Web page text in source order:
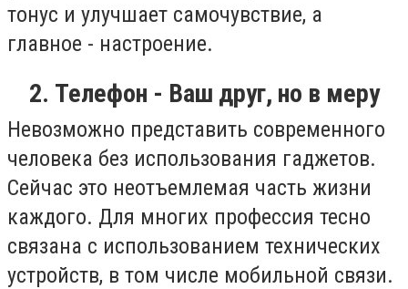
тонус и улучшает самочувствие, а
главное - настроение.
2. Телефон - Ваш друг, но в меру
Невозможно представить современного
человека без использования гаджетов.
Сейчас это неотъемлемая часть жизни
каждого. Для многих профессия тесно
связана с использованием технических
устройств, в том числе мобильной связи.